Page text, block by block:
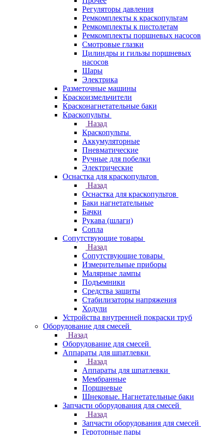
Регуляторы давления
Ремкомплекты к краскопультам
Ремкомплекты к пистолетам
Ремкомплекты поршневых насосов
Смотровые глазки
Цилиндры и гильзы поршневых
насосов
Шары
Электрика
Разметочные машины
Краскоизмельчители
Красконагнетательные баки
Краскопульты
Назад
Краскопульты
Аккумуляторные
Пневматические
Ручные для побелки
Электрические
Оснастка для краскопультов
Назад
Оснастка для краскопультов
Баки нагнетательные
Бачки
Рукава (шлаги)
Сопла
Сопутствующие товары
Назад
Сопутствующие товары
Измерительные приборы
Малярные лампы
Подъемники
Средства защиты
Стабилизаторы напряжения
Ходули
Устройства внутренней покраски труб
Оборудование для смесей
Назад
Оборудование для смесей
Аппараты для шпатлевки
Назад
Аппараты для шпатлевки
Мембранные
Поршневые
Шнековые. Нагнетательные баки
Запчасти оборудования для смесей
Назад
Запчасти оборудования для смесей
Героторные пары